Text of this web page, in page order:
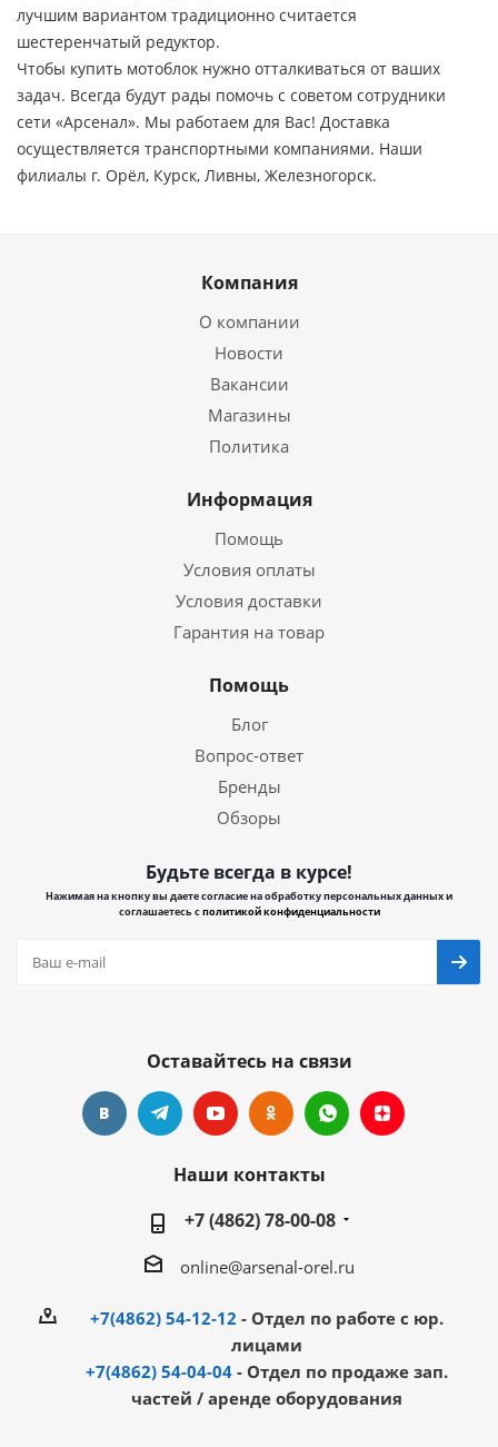
лучшим вариантом традиционно считается
шестеренчатый редуктор.
Чтобы купить мотоблок нужно отталкиваться от ваших
задач. Всегда будут рады помочь с советом сотрудники
сети «Арсенал». Мы работаем для Вас! Доставка
осуществляется транспортными компаниями. Наши
филиалы г. Орёл, Курск, Ливны, Железногорск.
Компания
О компании
Новости
Вакансии
Магазины
Политика
Информация
Помощь
Условия оплаты
Условия доставки
Гарантия на товар
Помощь
Блог
Вопрос-ответ
Бренды
Обзоры
Будьте всегда в курсе!
Нажимая на кнопку вы даете согласие на обработку персональных данных и
соглашаетесь сполитикой конфиденциальности
Оставайтесь на связи
Наши контакты
+7 (4862) 78-00-08
online@arsenal-orel.ru
+7(4862) 54-12-12 - Отдел по работе с юр.
лицами
+7(4862) 54-04-04 - Отдел по продаже зап.
частей / аренде оборудования